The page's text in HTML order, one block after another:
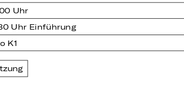
Uhr
Uhr Einführung
K1